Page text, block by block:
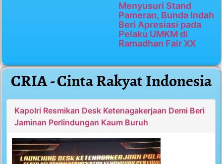
Menyusuri Stand
Pameran, Bunda Indah
Beri Apresiasi pada
Pelaku UMKM di
Ramadhan Fair XX
CRIA - Cinta Rakyat Indonesia
Kapolri Resmikan Desk Ketenagakerjaan Demi Beri
Jaminan Perlindungan Kaum Buruh